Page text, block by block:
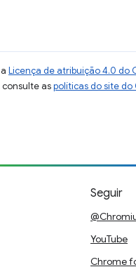
Licença de atribuição 4.0 do
consulte aspolíticas do site
Seguir
YouTube
Chrome